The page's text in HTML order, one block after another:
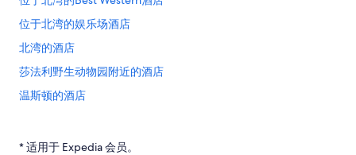
位于北湾的娱乐场酒店
北湾的酒店
莎法利野生动物园附近的酒店
温斯顿的酒店
亚查茨的民宿
* 适用于 Expedia 会员。